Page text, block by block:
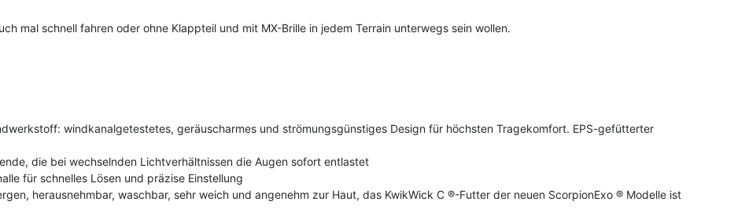
mal schnell fahren oder ohne Klappteil und mit MX-Brille in jedem Terrain unterwegs sein wollen.
windkanalgetestetes, geräuscharmes und strömungsgünstiges Design für höchsten Tragekomfort. EPS-gefütterter
die bei wechselnden Lichtverhältnissen die Augen sofort entlastet
für schnelles Lösen und präzise Einstellung
herausnehmbar, waschbar, sehr weich und angenehm zur Haut, das KwikWick C ®-Futter der neuen ScorpionExo ® Modelle ist